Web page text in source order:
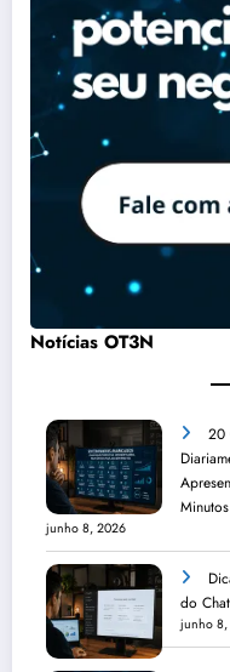
Notícias OT3N
20
Minutos
junho 8, 2026
do
junho